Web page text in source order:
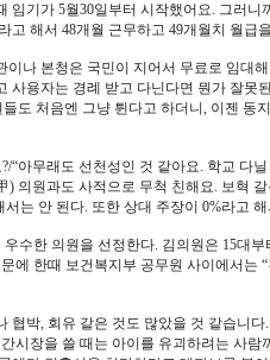
임기가 5월30일부터 시작했어요. 그러니
고 해서 48개월 근무하고 49개월치 월급
나 본청은 국민이 지어서 무료로 임대
사용자는 경례 받고 다닌다면 뭔가 잘못
도 처음엔 그냥 튄다고 하더니, 이젠 동
“아무래도 선천성인 것 같아요. 학교 다
의원과도 사적으로 무척 친해요. 보혁
는 안 된다. 또한 상대 주장이 0%라고
수한 의원을 선정한다. 김의원은 15대
에 한때 보건복지부 공무원 사이에서는
박, 회유 같은 것도 많았을 것 같습니다
시장을 쓸 때는 아이를 유괴하려는 사람